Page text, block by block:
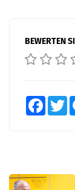
BEWERTEN
Facebook